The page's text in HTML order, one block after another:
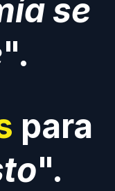
se
".
para
".